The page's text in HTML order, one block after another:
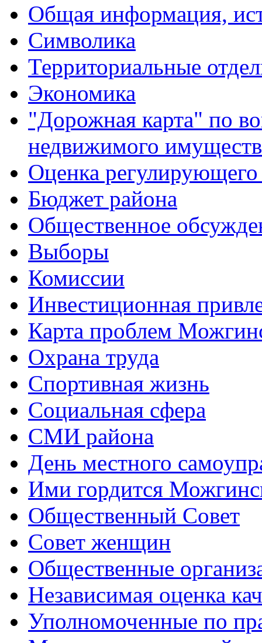
Общая информация,
Символика
Территориальные
Экономика
"Дорожная карта" по
недвижимого
Оценка регулирующего
Бюджет района
Общественное
Выборы
Комиссии
Инвестиционная
Карта проблем
Охрана труда
Спортивная жизнь
Социальная сфера
СМИ района
День местного
Ими гордится
Общественный Совет
Совет женщин
Общественные
Независимая оценка
Уполномоченные по